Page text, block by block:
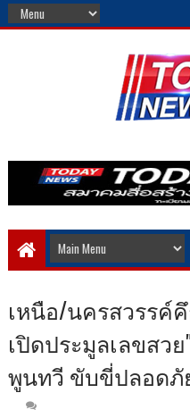
เหนือ/นครสวรรค์
เปิดประมูลเลขสว
พูนทวี ขับขี่ปลอดภั